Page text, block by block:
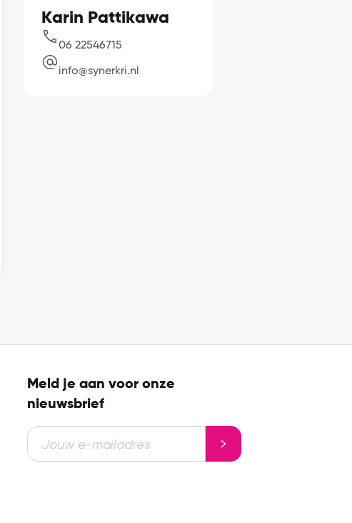
Karin Pattikawa
06 22546715
info@synerkri.nl
Meld je aan voor onze
nieuwsbrief